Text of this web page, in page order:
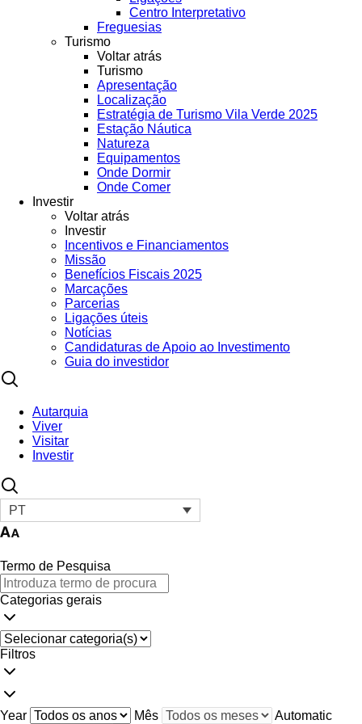
Centro Interpretativo
Freguesias
Turismo
Voltar atrás
Turismo
Apresentação
Localização
Estratégia de Turismo Vila Verde 2025
Estação Náutica
Natureza
Equipamentos
Onde Dormir
Onde Comer
Investir
Voltar atrás
Investir
Incentivos e Financiamentos
Missão
Benefícios Fiscais 2025
Marcações
Parcerias
Ligações úteis
Notícias
Candidaturas de Apoio ao Investimento
Guia do investidor
Autarquia
Viver
Visitar
Investir
PT
Termo de Pesquisa
Categorias gerais
Filtros
Year Mês
Automatic